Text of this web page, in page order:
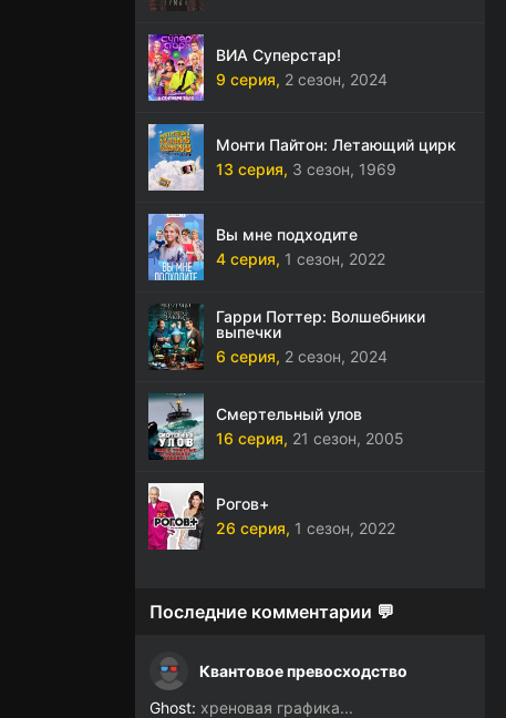
ВИА Суперстар!
9 серия, 2 сезон, 2024
Монти Пайтон: Летающий цирк
13 серия, 3 сезон, 1969
Вы мне подходите
4 серия, 1 сезон, 2022
Гарри Поттер: Волшебники
выпечки
6 серия, 2 сезон, 2024
Смертельный улов
16 серия, 21 сезон, 2005
Рогов+
26 серия, 1 сезон, 2022
Последние комментарии 💬
Квантовое превосходство
Ghost: хреновая графика...